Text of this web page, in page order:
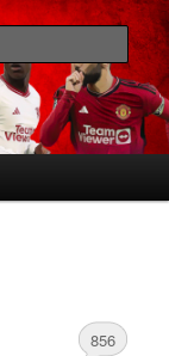
856